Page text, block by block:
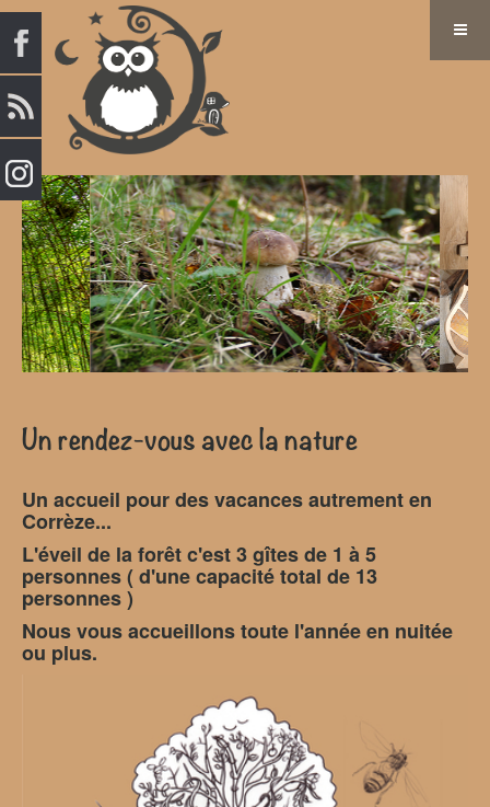
Un rendez-vous avec la nature
Un accueil pour des vacances autrement en
Corrèze...
L'éveil de la forêt c'est 3 gîtes de 1 à 5
personnes (d'une capacité total de 13
personnes )
Nous vous accueillons toute l'année en nuitée
ou plus.